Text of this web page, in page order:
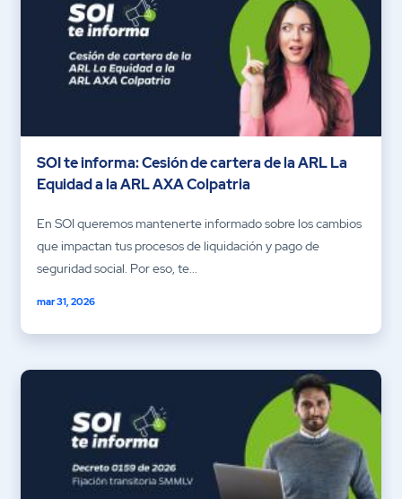
SOI te informa: Cesión de cartera de la ARL La
Equidad a la ARL AXA Colpatria
En SOI queremos mantenerte informado sobre los cambios
que impactan tus procesos de liquidación y pago de
seguridad social. Por eso, te...
mar 31, 2026